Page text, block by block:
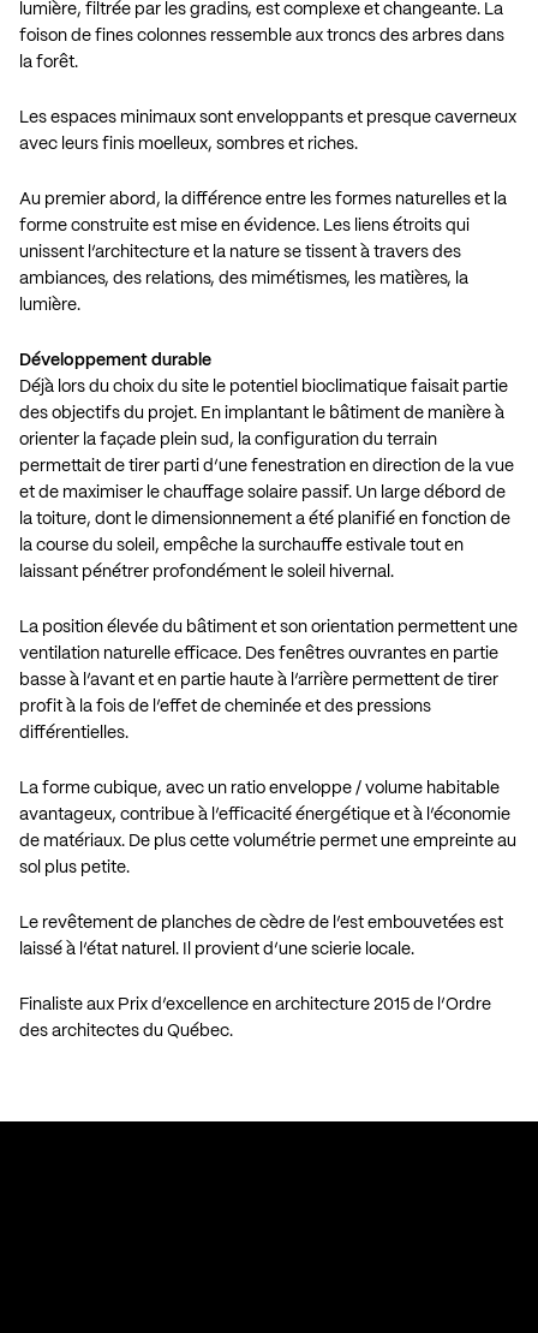
lumière, filtrée par les gradins, est complexe et changeante. La
foison de fines colonnes ressemble aux troncs des arbres dans
la forêt.
Les espaces minimaux sont enveloppants et presque caverneux
avec leurs finis moelleux, sombres et riches.
Au premier abord, la différence entre les formes naturelles et la
forme construite est mise en évidence. Les liens étroits qui
unissent l’architecture et la nature se tissent à travers des
ambiances, des relations, des mimétismes, les matières, la
lumière.
Développement durable
Déjà lors du choix du site le potentiel bioclimatique faisait partie
des objectifs du projet. En implantant le bâtiment de manière à
orienter la façade plein sud, la configuration du terrain
permettait de tirer parti d’une fenestration en direction de la vue
et de maximiser le chauffage solaire passif. Un large débord de
la toiture, dont le dimensionnement a été planifié en fonction de
la course du soleil, empêche la surchauffe estivale tout en
laissant pénétrer profondément le soleil hivernal.
La position élevée du bâtiment et son orientation permettent une
ventilation naturelle efficace. Des fenêtres ouvrantes en partie
basse à l’avant et en partie haute à l’arrière permettent de tirer
profit à la fois de l’effet de cheminée et des pressions
différentielles.
La forme cubique, avec un ratio enveloppe / volume habitable
avantageux, contribue à l’efficacité énergétique et à l’économie
de matériaux. De plus cette volumétrie permet une empreinte au
sol plus petite.
Le revêtement de planches de cèdre de l’est embouvetées est
laissé à l’état naturel. Il provient d’une scierie locale.
Finaliste aux Prix d’excellence en architecture 2015 de l’Ordre
des architectes du Québec.